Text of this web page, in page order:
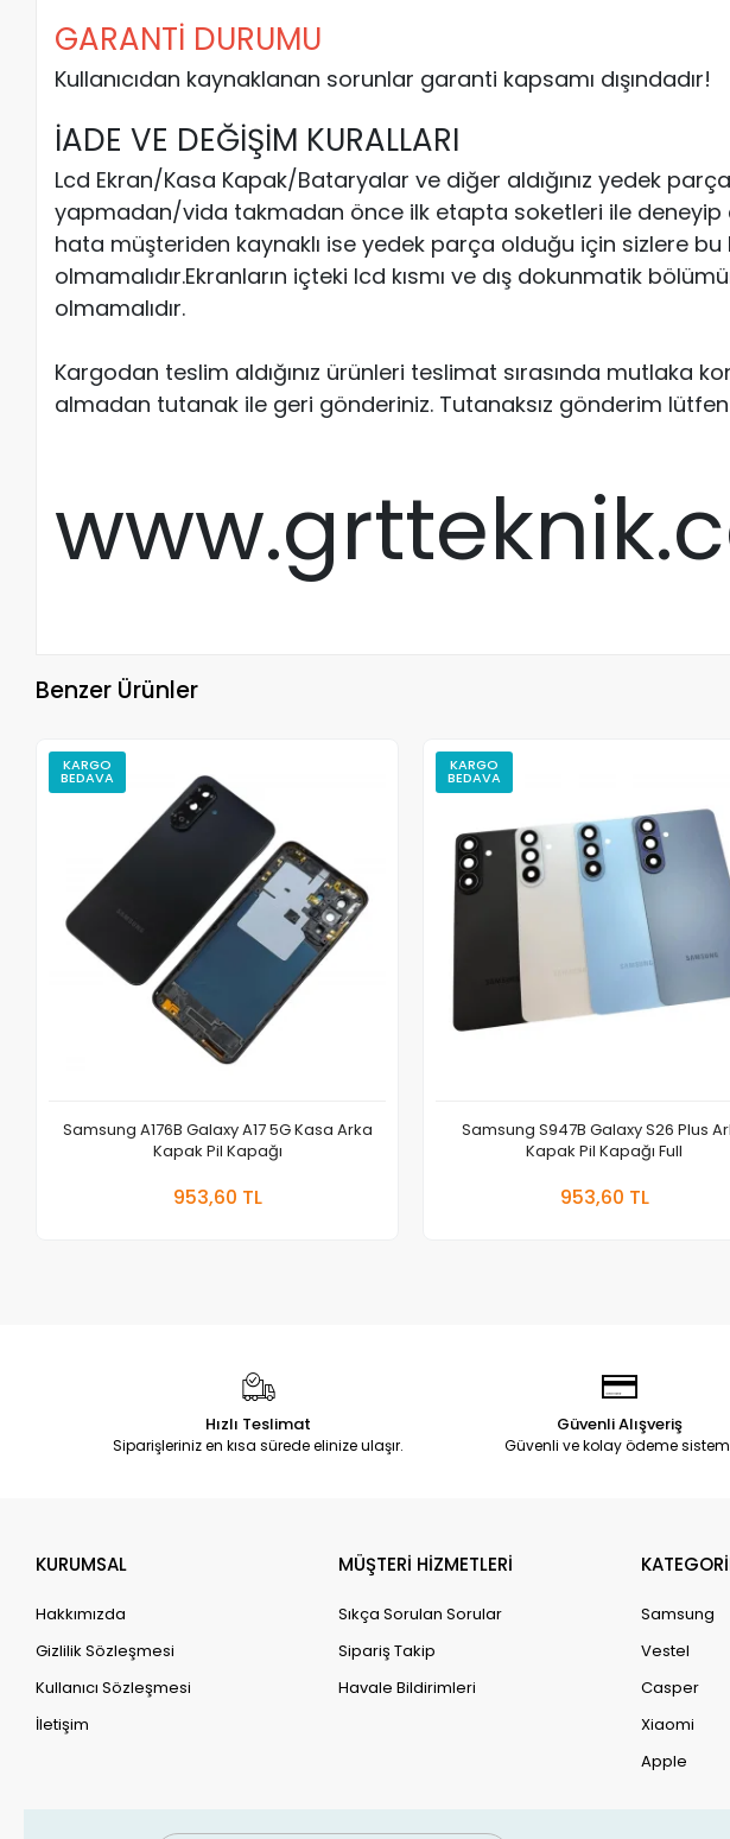
GARANTİ DURUMU
Kullanıcıdan kaynaklanan sorunlar garanti kapsamı dışındadır!
İADE VE DEĞİŞİM KURALLARI
Lcd Ekran/Kasa Kapak/Bataryalar ve diğer aldığınız yedek
yapmadan/vida takmadan önce ilk etapta soketleri ile deneyip
hata müşteriden kaynaklı ise yedek parça olduğu için sizlere
olmamalıdır.Ekranların içteki lcd kısmı ve dış dokunmatik
olmamalıdır.
Kargodan teslim aldığınız ürünleri teslimat sırasında mutlaka
almadan tutanak ile geri gönderiniz. Tutanaksız gönderim lütfen
Benzer Ürünler
KARGO
BEDAVA
Samsung A176B Galaxy A17 5G Kasa Arka
Kapak Pil Kapağı
953,60 TL
KARGO
BEDAVA
Samsung S947B Galaxy S26 Plus
Kapak Pil Kapağı Full
953,60 TL
Hızlı Teslimat
Siparişleriniz en kısa sürede elinize ulaşır.
Güvenli Alışveriş
Güvenli ve kolay ödeme
KURUMSAL
Hakkımızda
Gizlilik Sözleşmesi
Kullanıcı Sözleşmesi
İletişim
MÜŞTERİ HİZMETLERİ
Sıkça Sorulan Sorular
Sipariş Takip
Havale Bildirimleri
Samsung
Vestel
Casper
Xiaomi
Apple